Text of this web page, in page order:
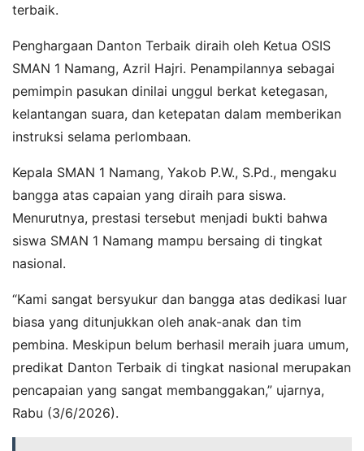
terbaik.
Penghargaan Danton Terbaik diraih oleh Ketua OSIS
SMAN 1 Namang, Azril Hajri. Penampilannya sebagai
pemimpin pasukan dinilai unggul berkat ketegasan,
kelantangan suara, dan ketepatan dalam memberikan
instruksi selama perlombaan.
Kepala SMAN 1 Namang, Yakob P.W., S.Pd., mengaku
bangga atas capaian yang diraih para siswa.
Menurutnya, prestasi tersebut menjadi bukti bahwa
siswa SMAN 1 Namang mampu bersaing di tingkat
nasional.
“Kami sangat bersyukur dan bangga atas dedikasi luar
biasa yang ditunjukkan oleh anak-anak dan tim
pembina. Meskipun belum berhasil meraih juara umum,
predikat Danton Terbaik di tingkat nasional merupakan
pencapaian yang sangat membanggakan,” ujarnya,
Rabu (3/6/2026).